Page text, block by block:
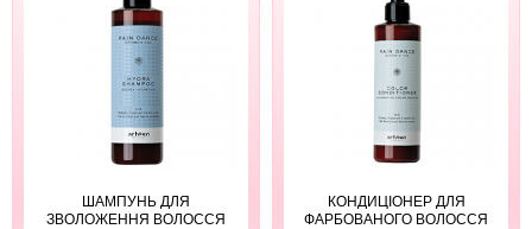
ШАМПУНЬ ДЛЯ
ЗВОЛОЖЕННЯ ВОЛОССЯ
КОНДИЦІОНЕР ДЛЯ
ФАРБОВАНОГО ВОЛОССЯ